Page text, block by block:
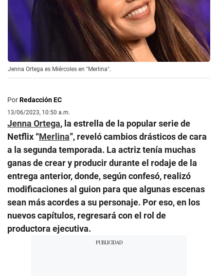
Jenna Ortega es Miércoles en "Merlina".
PorRedacción EC
13/06/2023, 10:50 a.m.
Jenna Ortega, la estrella de la popular serie de
Netflix “Merlina”, reveló cambios drásticos de cara
a la segunda temporada. La actriz tenía muchas
ganas de crear y producir durante el rodaje de la
entrega anterior, donde, según confesó, realizó
modificaciones al guion para que algunas escenas
sean más acordes a su personaje. Por eso, en los
nuevos capítulos, regresará con el rol de
productora ejecutiva.